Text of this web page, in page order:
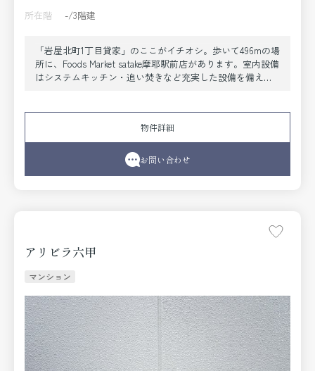
所在階
-/3階建
「岩屋北町1丁目貸家」のここがイチオシ。歩いて496mの場
所に、Foods Market satake摩耶駅前店があります。室内設備
はシステムキッチン・追い焚きなど充実した設備を備え付
敵な新生活を送れるように、神戸市灘区に特化した営業を
続けてきた当社スタッフがお住まい探しをサポート致しま
す。
物件詳細
お問い合わせ
アリビラ六甲
マンション